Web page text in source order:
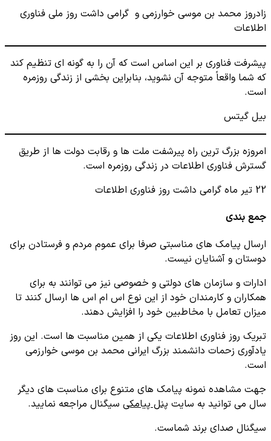
زادروز محمد بن موسی خوارزمی و گرامی داشت روز ملی فناوری
اطلاعات
پیشرفت فناوری بر این اساس است که آن را به گونه ای تنظیم کند
که شما واقعاً متوجه آن نشوید، بنابراین بخشی از زندگی روزمره
است.
بیل گیتس
امروزه بزرگ ترین راه پیرشفت ملت ها و رقابت دولت ها از طریق
گسترش فناوری اطلاعات در زندگی روزمره است.
22 تیر ماه گرامی داشت روز فناوری اطلاعات
جمع بندی
ارسال پیامک های مناسبتی صرفا برای عموم مردم و فرستادن برای
دوستان و آشنایان نیست.
ادارات و سازمان های دولتی و خصوصی نیز می توانند به برای
همکاران و کارمندان خود از این نوع اس ام اس ها ارسال کنند تا
میزان تعامل با مخاطبین خود را افزایش دهند.
تبریک روز فناوری اطلاعات یکی از همین مناسبت ها است. این روز
یادآوری زحمات دانشمند بزرگ ایرانی محمد بن موسی خوارزمی
است.
جهت مشاهده نمونه پیامک های متنوع برای مناسبت های دیگر
سال می توانید به سایت پنل پیامکی سیگنال مراجعه نمایید.
سیگنال صدای برند شماست.